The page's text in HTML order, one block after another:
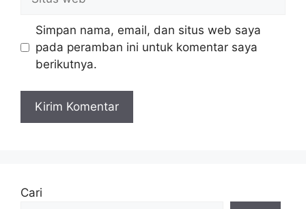
web
Simpan nama, email, dan situs web saya
pada peramban ini untuk komentar saya
berikutnya.
Cari